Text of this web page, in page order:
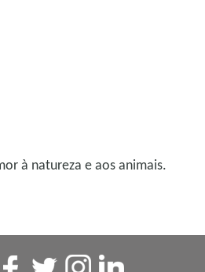
à natureza e aos animais.